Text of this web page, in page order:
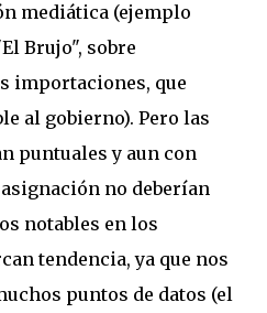
mediática (ejemplo
Brujo", sobre
importaciones, que
al gobierno). Pero las
puntuales y aun con
no deberían
notables en los
tendencia, ya que nos
puntos de datos (el